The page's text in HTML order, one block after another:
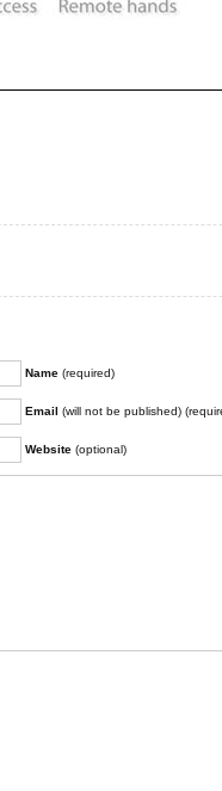
Name (required)
Email (will not be published)
Website (optional)